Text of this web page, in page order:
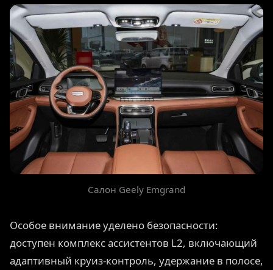
Салон Geely Emgrand
Особое внимание уделено безопасности:
доступен комплекс ассистентов L2, включающий
адаптивный круиз-контроль, удержание в полосе,